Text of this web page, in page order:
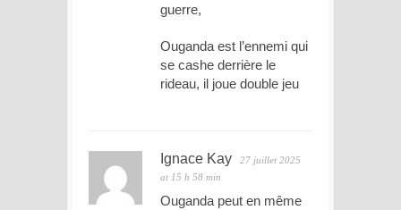
guerre,
Ouganda est l’ennemi qui
se cashe derrière le
rideau, il joue double jeu
Ignace Kay
27 juillet 2025
at 15 h 58 min
Ouganda peut en même